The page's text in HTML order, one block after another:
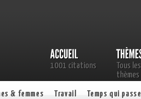
1001 citations
Tous les
thèmes
& femmes Travail Temps qui passe